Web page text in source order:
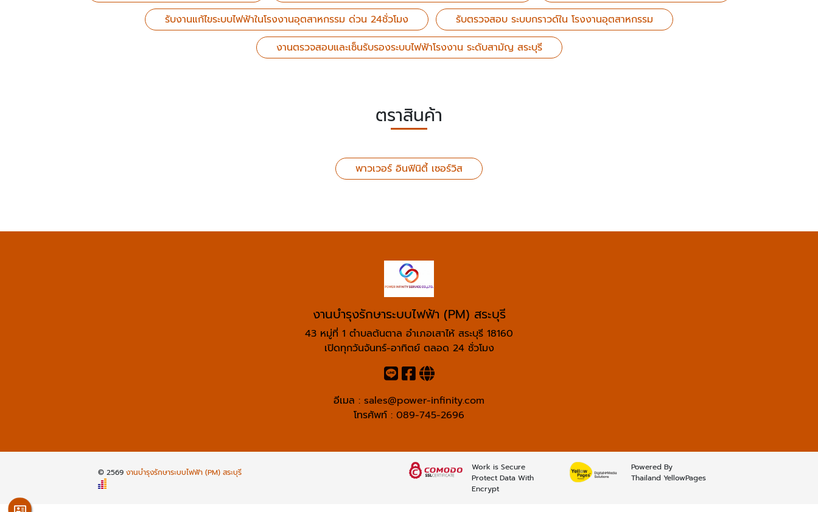
รับงานแก้ไขระบบไฟฟ้าในโรงงานอุตสาหกรรม ด่วน 24ชั่วโมง
รับตรวจสอบ ระบบกราวด์ใน โรงงานอุตสาหกรรม
งานตรวจสอบและเซ็นรับรองระบบไฟฟ้าโรงงาน ระดับสามัญ สระบุรี
ตราสินค้า
พาวเวอร์ อินฟินิตี้ เซอร์วิส
งานบำรุงรักษาระบบไฟฟ้า (PM) สระบุรี
43 หมู่ที่ 1 ตำบลต้นตาล อำเภอเสาไห้ สระบุรี 18160
เปิดทุกวันจันทร์-อาทิตย์ ตลอด 24 ชั่วโมง
อีเมล : sales@power-infinity.com
โทรศัพท์ : 089-745-2696
© 2569งานบำรุงรักษาระบบไฟฟ้า (PM) สระบุรี
Work is Secure
Protect Data With
Encrypt
Powered By
Thailand YellowPages